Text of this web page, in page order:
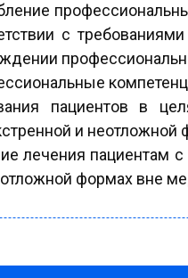
с
пациентов в
и неотложной
лечения пациентам
формах вне